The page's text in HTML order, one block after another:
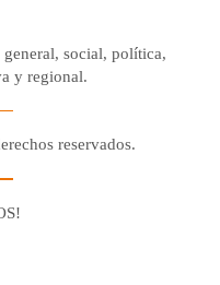
social, política,
y regional.
reservados.